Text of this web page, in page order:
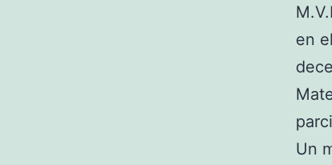
en
Un